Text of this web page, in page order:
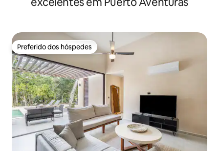
Preferido dos hóspedes
Preferido dos hóspedes